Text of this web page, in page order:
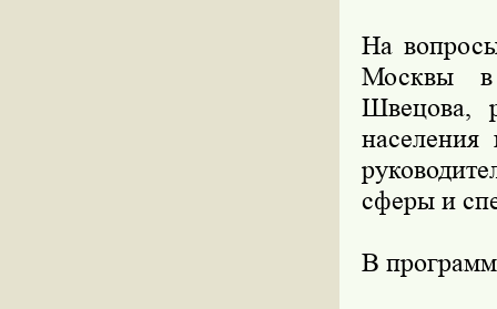
На
Москвы в
Швецова,
сферы и
В